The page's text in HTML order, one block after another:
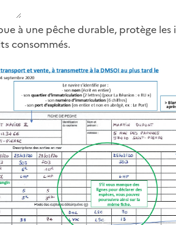
à une pêche durable, protège les
consommés.